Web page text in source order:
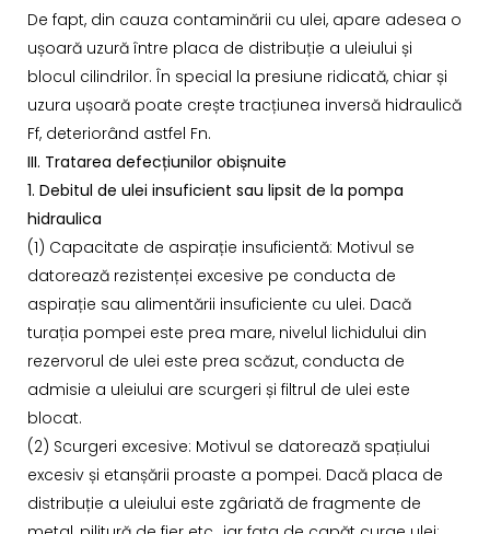
De fapt, din cauza contaminării cu ulei, apare adesea o
ușoară uzură între placa de distribuție a uleiului și
blocul cilindrilor. În special la presiune ridicată, chiar și
uzura ușoară poate crește tracțiunea inversă hidraulică
Ff, deteriorând astfel Fn.
III. Tratarea defecțiunilor obișnuite
1. Debitul de ulei insuficient sau lipsit de la pompa
hidraulica
(1) Capacitate de aspirație insuficientă: Motivul se
datorează rezistenței excesive pe conducta de
aspirație sau alimentării insuficiente cu ulei. Dacă
turația pompei este prea mare, nivelul lichidului din
rezervorul de ulei este prea scăzut, conducta de
admisie a uleiului are scurgeri și filtrul de ulei este
blocat.
(2) Scurgeri excesive: Motivul se datorează spațiului
excesiv și etanșării proaste a pompei. Dacă placa de
distribuție a uleiului este zgâriată de fragmente de